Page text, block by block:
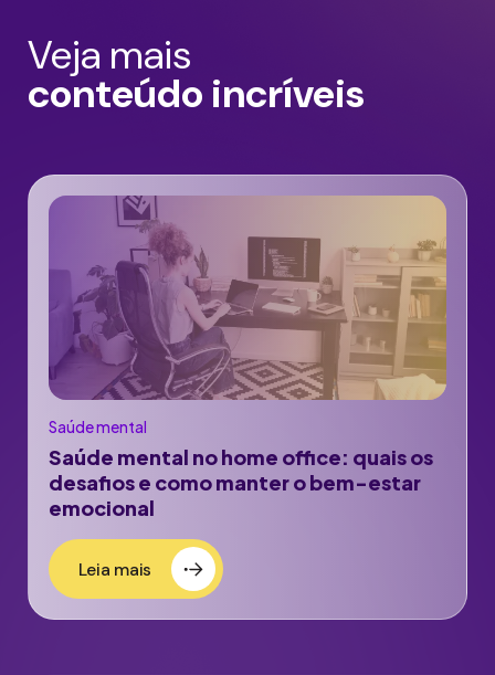
Veja mais
conteúdo incríveis
Saúde mental
Saúde mental no home office: quais os
desafios e como manter o bem-estar
emocional
Leia mais